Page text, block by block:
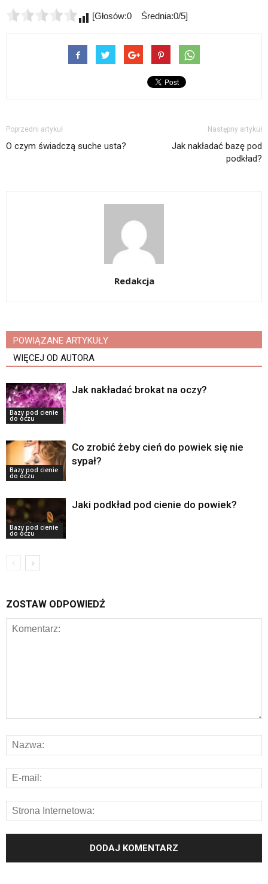
[Głosów:0 Średnia:0/5]
Poprzedni artykuł
O czym świadczą suche usta?
Następny artykuł
Jak nakładać bazę pod
podkład?
Redakcja
POWIĄZANE ARTYKUŁY
WIĘCEJ OD AUTORA
Bazy pod cienie
do oczu
Jak nakładać brokat na oczy?
Bazy pod cienie
do oczu
Co zrobić żeby cień do powiek się nie
sypał?
Bazy pod cienie
do oczu
Jaki podkład pod cienie do powiek?
ZOSTAW ODPOWIEDŹ